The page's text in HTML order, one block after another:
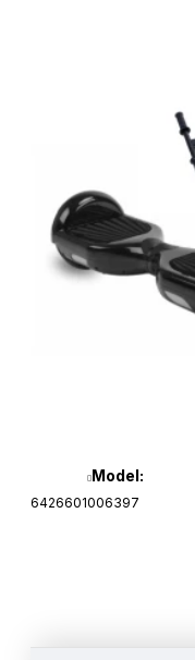
Model:
6426601006397